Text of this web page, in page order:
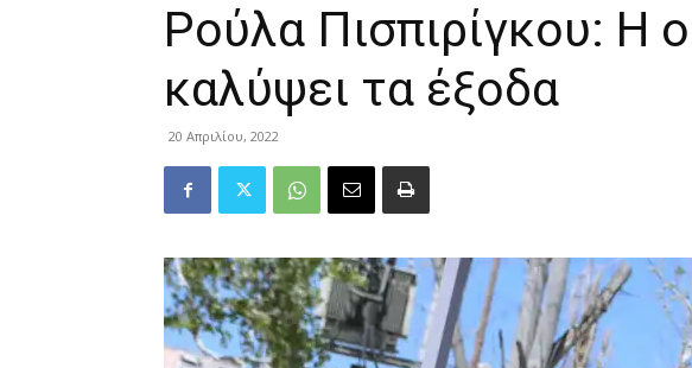
Ρούλα Πισπιρίγκου: Η
καλύψει τα έξοδα
20 Απριλίου, 2022